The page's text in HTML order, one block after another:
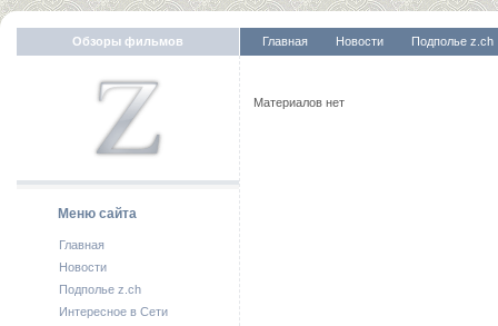
Обзоры фильмов Главная Новости Подполье z.ch
Материалов нет
Меню сайта
Главная
Новости
Подполье z.ch
Интересное в Сети